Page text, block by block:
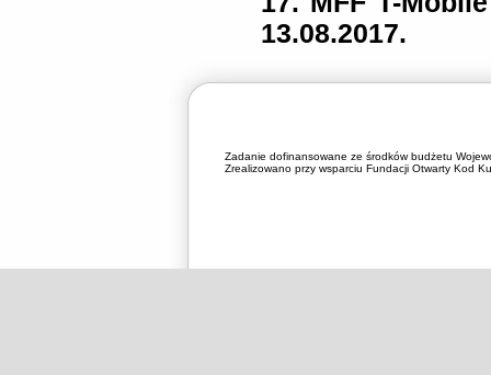
13.08.2017.
Zadanie dofinansowane ze środków budżetu
Zrealizowano przy wsparciu Fundacji Otwarty Kod